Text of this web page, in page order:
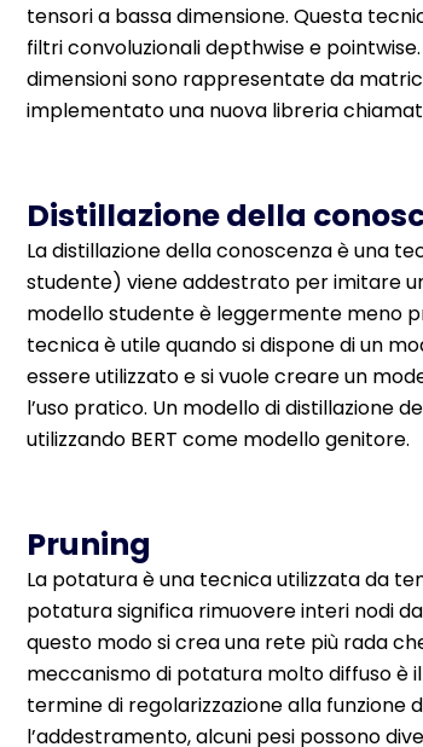
tensori a bassa dimensione. Questa
filtri convoluzionali depthwise e
dimensioni sono rappresentate da
implementato una nuova libreria
Distillazione della
La distillazione della conoscenza è una
studente) viene addestrato per imitare
modello studente è leggermente meno
tecnica è utile quando si dispone di un
essere utilizzato e si vuole creare un
l’uso pratico. Un modello di distillazione
utilizzando BERT come modello genitore.
Pruning
La potatura è una tecnica utilizzata da
potatura significa rimuovere interi nodi
questo modo si crea una rete più rada
meccanismo di potatura molto diffuso è
termine di regolarizzazione alla funzione
l’addestramento, alcuni pesi possono